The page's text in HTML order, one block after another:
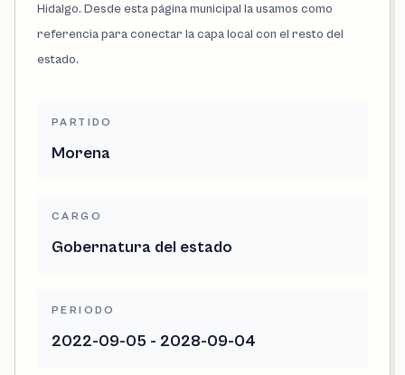
Hidalgo. Desde esta página municipal la usamos como
referencia para conectar la capa local con el resto del
estado.
PARTIDO
Morena
CARGO
Gobernatura del estado
PERIODO
2022-09-05 - 2028-09-04